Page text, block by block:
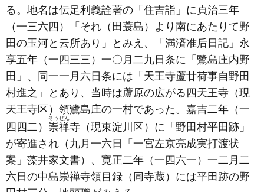
る。地名は伝足利義詮著の「住吉詣」に貞治三年
（一三六四）
「それ （田蓑島） より南にあたりて野
田の玉河と云所あり」とみえ、「満済准后日記」永
享五年 （一四三三） 一〇月二九日条に「鷺島庄内野
田」、同一一月六日条には「天王寺蘆廿荷事自野田
村進之」とあり、当時は蘆原の広がる四天王寺 （現
天王寺区） 領鷺島庄の一村であった。嘉吉二年 （一
四四二） 崇禅
そうぜん
寺 （現東淀川区） に「野田村平田跡」
が寄進され （九月一六日「一宮左京亮成実打渡状
案」藻井家文書） 、寛正二年 （一四六一） 一二月二
六日の中島崇禅寺領目録 （同寺蔵） には平田跡の野